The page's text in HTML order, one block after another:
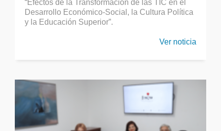
“Efectos de la Transformación de las TIC en el
Desarrollo Económico-Social, la Cultura Política
y la Educación Superior”.
Ver noticia